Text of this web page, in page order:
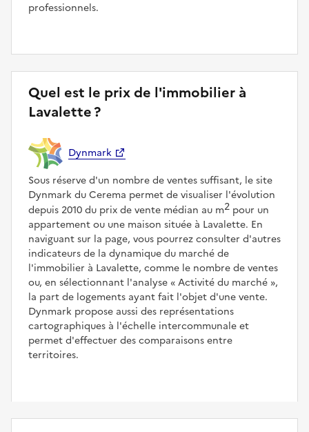
professionnels.
Quel est le prix de l'immobilier à
Lavalette ?
Dynmark
Sous réserve d'un nombre de ventes suffisant, le site
Dynmark du Cerema permet de visualiser l'évolution
depuis 2010 du prix de vente médian au m2 pour un
appartement ou une maison située à Lavalette. En
naviguant sur la page, vous pourrez consulter d'autres
indicateurs de la dynamique du marché de
l'immobilier à Lavalette, comme le nombre de ventes
ou, en sélectionnant l'analyse
Activité du marché ,
la part de logements ayant fait l'objet d'une vente.
Dynmark propose aussi des représentations
cartographiques à l'échelle intercommunale et
permet d'effectuer des comparaisons entre
territoires.